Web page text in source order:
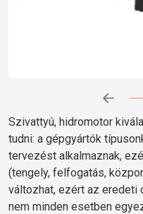
Szivattyú, hidromotor
tudni: a gépgyártók
tervezést alkalmaznak,
(tengely, felfogatás,
változhat, ezért az
nem minden esetben